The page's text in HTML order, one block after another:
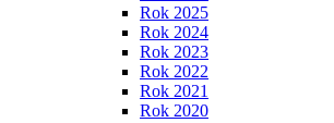
Rok 2025
Rok 2024
Rok 2023
Rok 2022
Rok 2021
Rok 2020